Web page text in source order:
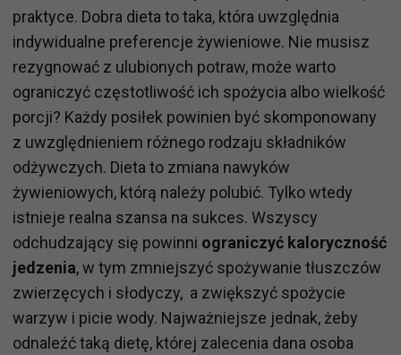
praktyce. Dobra dieta to taka, która uwzględnia
indywidualne preferencje żywieniowe. Nie musisz
rezygnować z ulubionych potraw, może warto
ograniczyć częstotliwość ich spożycia albo wielkość
porcji? Każdy posiłek powinien być skomponowany
z uwzględnieniem różnego rodzaju składników
odżywczych. Dieta to zmiana nawyków
żywieniowych, którą należy polubić. Tylko wtedy
istnieje realna szansa na sukces. Wszyscy
odchudzający się powinni ograniczyć kaloryczność
jedzenia, w tym zmniejszyć spożywanie tłuszczów
zwierzęcych i słodyczy, a zwiększyć spożycie
warzyw i picie wody. Najważniejsze jednak, żeby
odnaleźć taką dietę, której zalecenia dana osoba